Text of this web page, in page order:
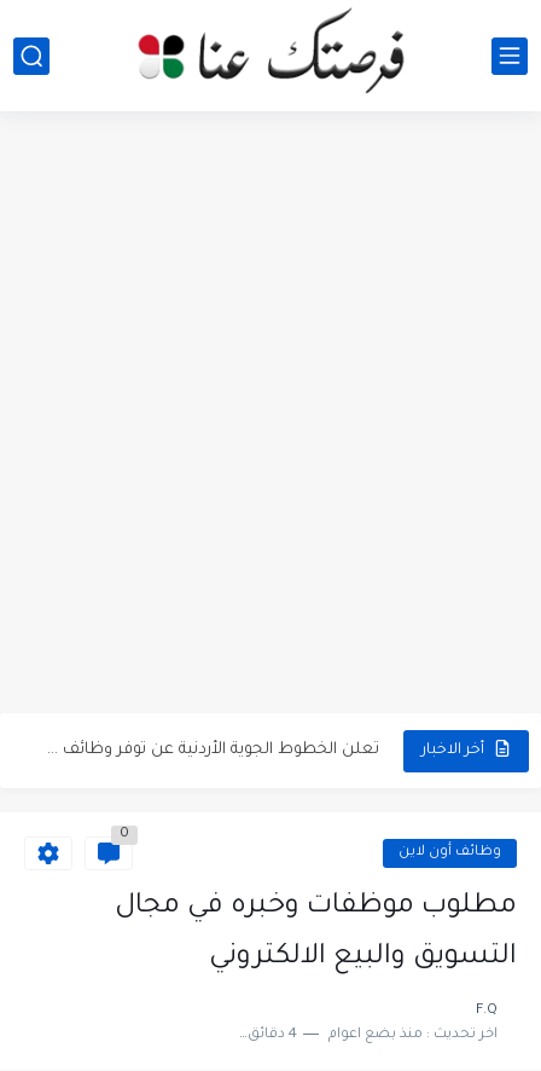
أخر الاخبار تعلن الخطوط الجوية الأردنية عن توفر وظائف شاغرة لمضيفي طيران
مطلوب عامل نظافة عدد 2 بدوام كامل او جزئي في... وظائف أون لاين
0
مطلوب موظفات وخبره في مجال
التسويق والبيع الالكتروني
F.Q
اخر تحديث : منذ بضع اعوام 4 دقائق للقراءة